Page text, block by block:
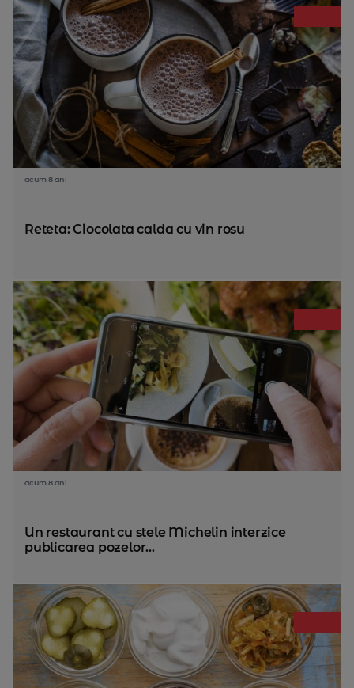
acum 8 ani
Reteta: Ciocolata calda cu vin rosu
acum 8 ani
Un restaurant cu stele Michelin interzice
publicarea pozelor...